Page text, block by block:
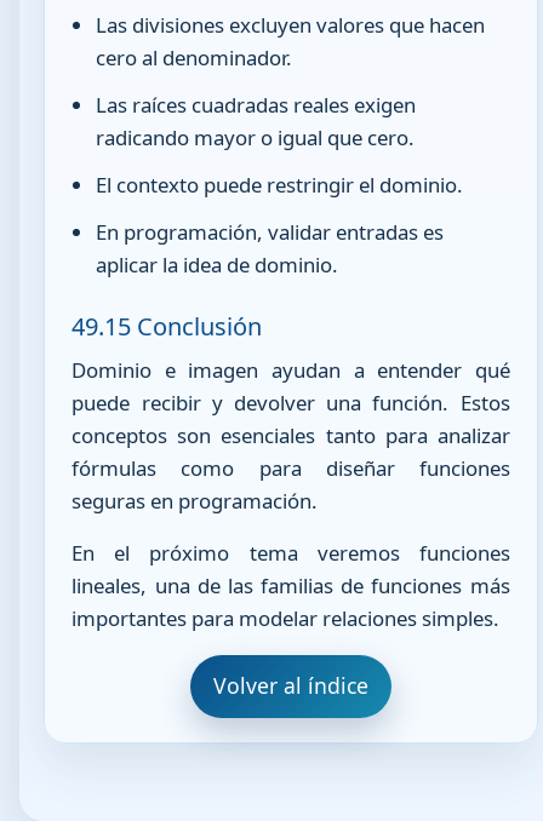
Las divisiones excluyen valores que hacen
cero al denominador.
Las raíces cuadradas reales exigen
radicando mayor o igual que cero.
El contexto puede restringir el dominio.
En programación, validar entradas es
aplicar la idea de dominio.
49.15 Conclusión
Dominio e imagen ayudan a entender qué
puede recibir y devolver una función. Estos
conceptos son esenciales tanto para analizar
fórmulas como para diseñar funciones
seguras en programación.
En el próximo tema veremos funciones
lineales, una de las familias de funciones más
importantes para modelar relaciones simples.
Volver al índice